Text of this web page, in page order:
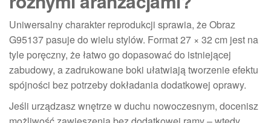
Uniwersalny charakter reprodukcji sprawia, że Obraz
G95137 pasuje do wielu stylów. Format 27 × 32 cm jest na
tyle poręczny, że łatwo go dopasować do istniejącej
zabudowy, a zadrukowane boki ułatwiają tworzenie efektu
spójności bez potrzeby dokładania dodatkowej oprawy.
Jeśli urządzasz wnętrze w duchu nowoczesnym, docenisz